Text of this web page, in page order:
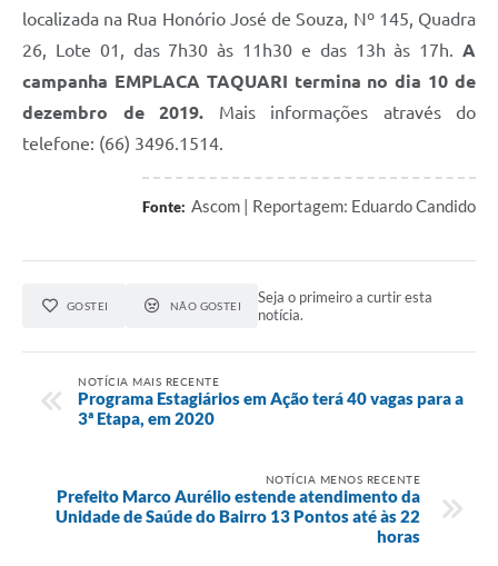
localizada na Rua Honório José de Souza, Nº 145, Quadra
26, Lote 01, das 7h30 às 11h30 e das 13h às 17h. A
campanha EMPLACA TAQUARI termina no dia 10 de
dezembro de 2019. Mais informações através do
telefone: (66) 3496.1514.
Fonte: Ascom | Reportagem: Eduardo Candido
GOSTEI NÃO GOSTEI
Seja o primeiro a curtir esta
notícia.
NOTÍCIA MAIS RECENTE
Programa Estagiários em Ação terá 40 vagas para a
3ª Etapa, em 2020
NOTÍCIA MENOS RECENTE
Prefeito Marco Aurélio estende atendimento da
Unidade de Saúde do Bairro 13 Pontos até às 22
horas